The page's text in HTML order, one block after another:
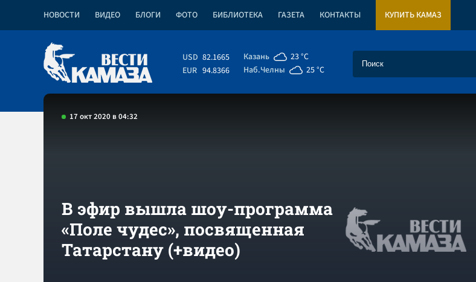
НОВОСТИ ВИДЕО БЛОГИ ФОТО БИБЛИОТЕКА ГАЗЕТА КОНТАКТЫ КУПИТЬ КАМАЗ
USD 82.1665
EUR 94.8366
Казань
23 °C
Наб.Челны
25 °C
17 окт 2020 в 04:32
В эфир вышла шоу-программа
«Поле чудес», посвященная
Татарстану (+видео)